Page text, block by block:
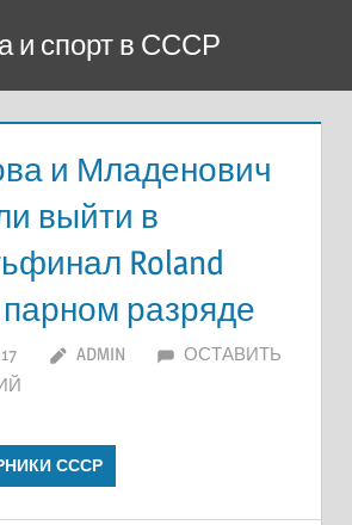
и спорт в СССР
и Младенович
выйти в
Roland
парном разряде
ADMIN
ОСТАВИТЬ
СССР